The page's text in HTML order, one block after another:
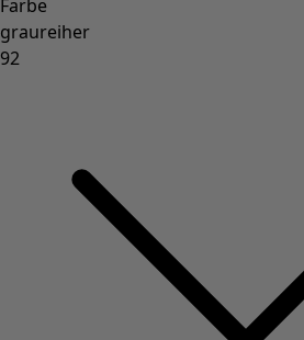
Farbe
graureiher
92